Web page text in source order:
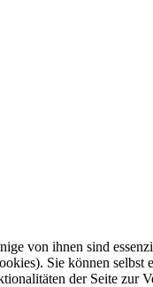
von ihnen sind
Sie können selbst
der Seite zur